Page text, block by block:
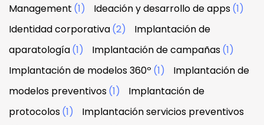
Management (1) Ideación y desarrollo de apps(1)
Identidad corporativa(2)
Implantación de
aparatología(1) Implantación de campañas(1)
Implantación de modelos 360º (1)
Implantación de
modelos preventivos(1)
Implantación de
protocolos(1)
Implantación servicios preventivos